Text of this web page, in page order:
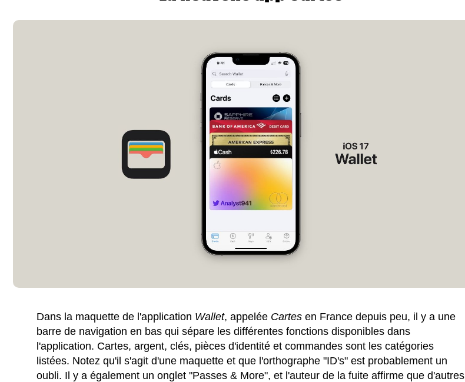
Dans la maquette de l'application Wallet, appelée Cartes en France depuis peu, il y a une
barre de navigation en bas qui sépare les différentes fonctions disponibles dans
l'application. Cartes, argent, clés, pièces d'identité et commandes sont les catégories
listées. Notez qu'il s'agit d'une maquette et que l'orthographe "ID's" est probablement un
oubli. Il y a également un onglet "Passes & More", et l'auteur de la fuite affirme que d'autres